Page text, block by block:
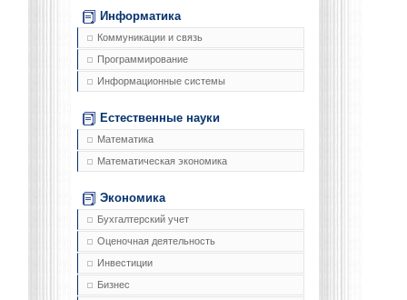
Информатика
Коммуникации и связь
Программирование
Информационные системы
Естественные науки
Математика
Математическая экономика
Экономика
Бухгалтерский учет
Оценочная деятельность
Инвестиции
Бизнес